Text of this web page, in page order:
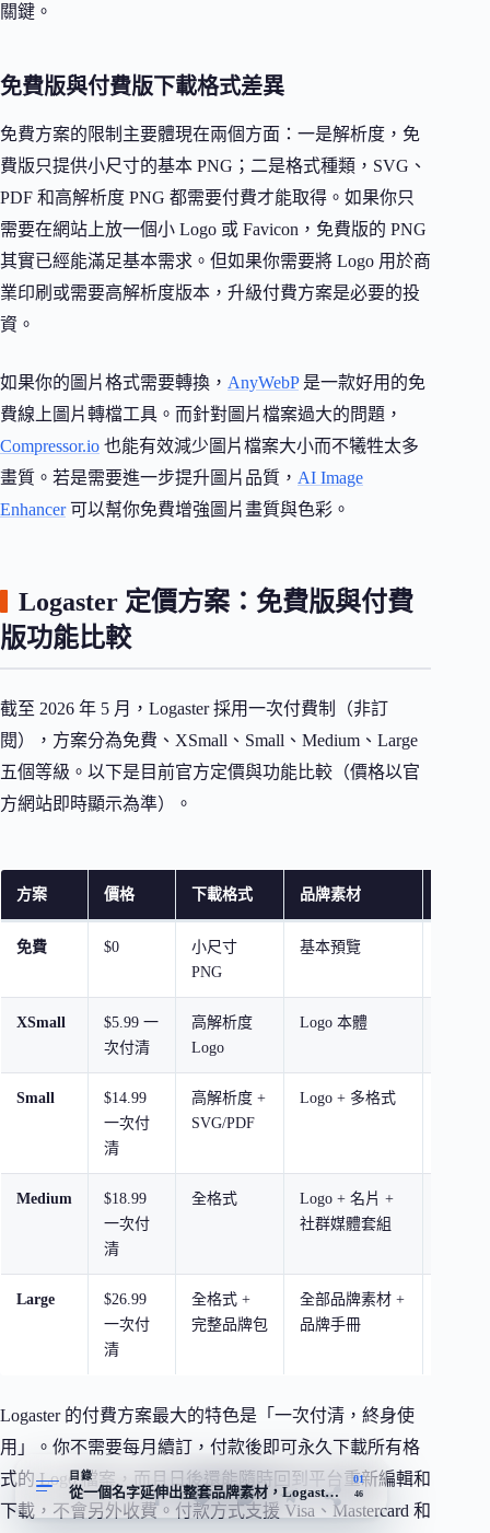
關鍵。
免費版與付費版下載格式差異
免費方案的限制主要體現在兩個方面：一是解析度，免
費版只提供小尺寸的基本 PNG；二是格式種類，SVG、
PDF 和高解析度 PNG 都需要付費才能取得。如果你只
需要在網站上放一個小 Logo 或 Favicon，免費版的 PNG
其實已經能滿足基本需求。但如果你需要將 Logo 用於商
業印刷或需要高解析度版本，升級付費方案是必要的投
資。
如果你的圖片格式需要轉換， AnyWebP是一款好用的免
費線上圖片轉檔工具。而針對圖片檔案過大的問題，
Compressor.io 也能有效減少圖片檔案大小而不犧牲太多
畫質。若是需要進一步提升圖片品質， AI Image
Enhancer可以幫你免費增強圖片畫質與色彩。
Logaster 定價方案：免費版與付費
版功能比較
截至 2026 年 5 月，Logaster 採用一次付費制（非訂
閱），方案分為免費、XSmall、Small、Medium、Large
五個等級。以下是目前官方定價與功能比較（價格以官
方網站即時顯示為準）。
方案 價格 下載格式 品牌素材
免費 $0
小尺寸
PNG
基本預覽
XSmall
$5.99 一
次付清
高解析度
Logo
Logo 本體
Small
$14.99
一次付
清
高解析度 +
SVG/PDF
Logo + 多格式
Medium
$18.99
一次付
清
全格式
Logo + 名片 +
社群媒體套組
Large
$26.99
一次付
清
全格式 +
完整品牌包
全部品牌素材 +
品牌手冊
Logaster 的付費方案最大的特色是「一次付清，終身使
用」。你不需要每月續訂，付款後即可永久下載所有格
式的 Logo 檔案，而且日後還能隨時回到平台重新編輯和
下載，不會另外收費。付款方式支援 Visa、Mastercard 和
目錄
從一個名字延伸出整套品牌素材，Logaster 賣的是自動化這件事
01
46